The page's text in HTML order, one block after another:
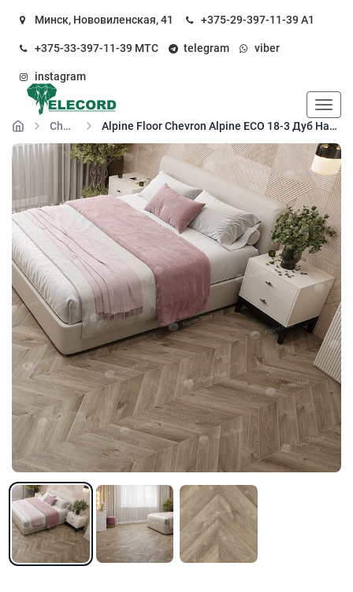
Минск, Нововиленская, 41 +375-29-397-11-39А1
+375-33-397-11-39 МТС telegram viber
instagram
Chevron Alpine SPC
Alpine Floor Chevron Alpine ECO 18-3 Дуб Натуральный Отбеленный Chevron кварц-виниловый пол замковый